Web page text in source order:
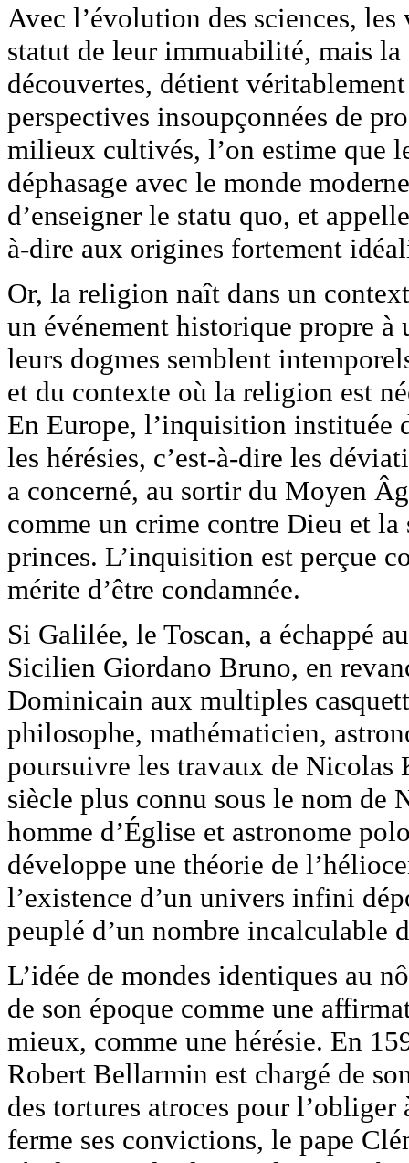
Avec l’évolution des sciences,
statut de leur immuabilité, mais la
découvertes, détient
perspectives insoupçonnées de
milieux cultivés, l’on estime que
déphasage avec le monde
d’enseigner le statu quo, et
à-dire aux origines fortement
Or, la religion naît dans un
un événement historique propre à
leurs dogmes semblent
et du contexte où la religion est
En Europe, l’inquisition instituée
les hérésies, c’est-à-dire les
a concerné, au sortir du Moyen
comme un crime contre Dieu et
princes. L’inquisition est perçue
mérite d’être condamnée.
Si Galilée, le Toscan, a échappé
Sicilien Giordano Bruno, en
Dominicain aux multiples
philosophe, mathématicien,
poursuivre les travaux de Nicolas
siècle plus connu sous le nom de
homme d’Église et astronome
développe une théorie de
l’existence d’un univers infini
peuplé d’un nombre incalculable
L’idée de mondes identiques au
de son époque comme une
mieux, comme une hérésie. En
Robert Bellarmin est chargé de
des tortures atroces pour
ferme ses convictions, le pape